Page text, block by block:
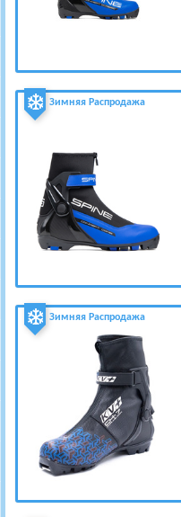
Зимняя Распродажа
Зимняя Распродажа